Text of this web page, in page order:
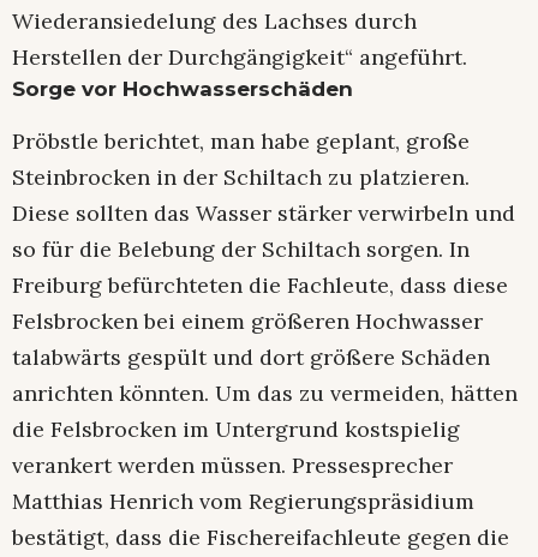
Wiederansiedelung des Lachses durch
Herstellen der Durchgängigkeit“ angeführt.
Sorge vor Hochwasserschäden
Pröbstle berichtet, man habe geplant, große
Steinbrocken in der Schiltach zu platzieren.
Diese sollten das Wasser stärker verwirbeln und
so für die Belebung der Schiltach sorgen. In
Freiburg befürchteten die Fachleute, dass diese
Felsbrocken bei einem größeren Hochwasser
talabwärts gespült und dort größere Schäden
anrichten könnten. Um das zu vermeiden, hätten
die Felsbrocken im Untergrund kostspielig
verankert werden müssen. Pressesprecher
Matthias Henrich vom Regierungspräsidium
bestätigt, dass die Fischereifachleute gegen die